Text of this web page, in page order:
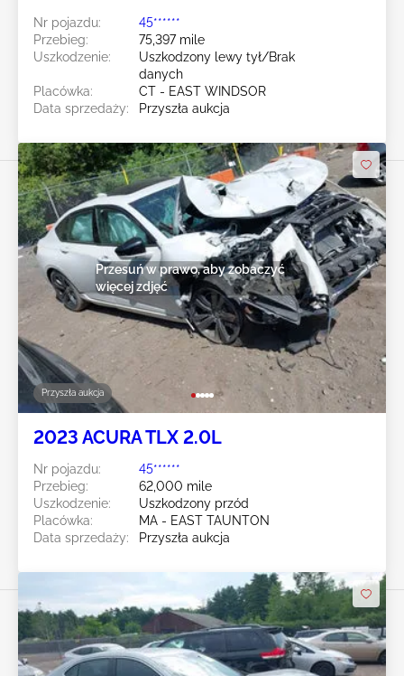
Nr pojazdu:
45******
Przebieg:
75,397 mile
Uszkodzenie:
Uszkodzony lewy tył/Brak
danych
Placówka:
CT - EAST WINDSOR
Data sprzedaży:
Przyszła aukcja
Przyszła aukcja
Przesuń w prawo, aby zobaczyć
więcej zdjęć
2023 ACURA TLX 2.0L
Nr pojazdu:
45******
Przebieg:
62,000 mile
Uszkodzenie:
Uszkodzony przód
Placówka:
MA - EAST TAUNTON
Data sprzedaży:
Przyszła aukcja